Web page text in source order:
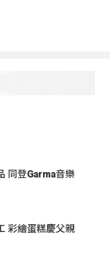
同登Garma音樂
彩繪蛋糕慶父親